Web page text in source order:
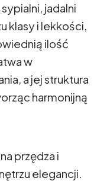
jadalni
klasy i lekkości,
ilość
w
a jej struktura
harmonijną
przędza i
elegancji.